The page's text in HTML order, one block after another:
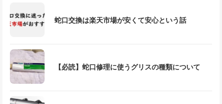
蛇口交換は楽天市場が安くて安心という話
【必読】蛇口修理に使うグリスの種類について